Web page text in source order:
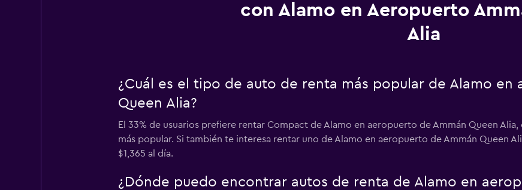
con Alamo en Aeropuerto
Alia
¿Cuál es el tipo de auto de renta más popular de Alamo en
Queen Alia?
El 33% de usuarios prefiere rentar Compact de Alamo en aeropuerto de Ammán Queen
más popular. Si también te interesa rentar uno de Alamo en aeropuerto de Ammán Queen
$1,365 al día.
¿Dónde puedo encontrar autos de renta de Alamo en